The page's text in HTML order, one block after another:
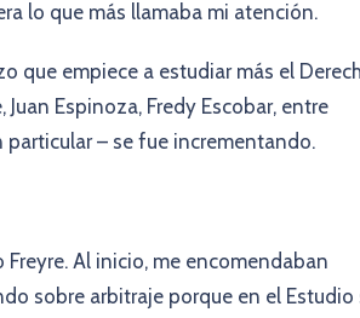
lo que más llamaba mi atención.
que empiece a estudiar más el
Espinoza, Fredy Escobar, entre
particular – se fue incrementando.
Al inicio, me encomendaban
sobre arbitraje porque en el Estudio